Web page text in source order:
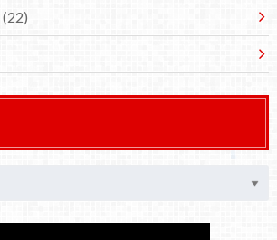
(22)